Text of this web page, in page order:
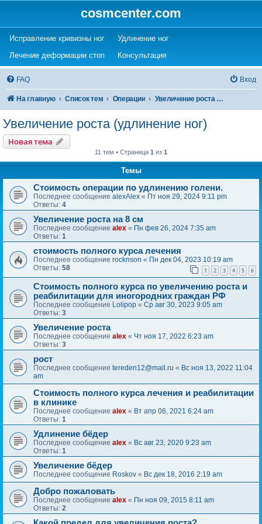
cosmcenter.com
Исправление кривизны ног(Opens a new tab)
Удлинение ног(Opens a new tab)
Лечение деформации стоп(Opens a new tab)
Консультация(Opens a new tab)
FAQ Вход
На главную Список тем Операции Увеличение роста (удлинение ног)
Увеличение роста (удлинение ног)
Новая тема
11 тем • Страница 1 из 1
Темы
Стоимость операции по удлинению голени.
Последнее сообщение alexAlex « Пт ноя 29, 2024 9:11 pm
Ответы: 4
Увеличение роста на 8 см
Последнее сообщение alex « Пн фев 26, 2024 7:35 am
Ответы: 1
стоимость полного курса лечения
Последнее сообщение rocknson « Пн дек 04, 2023 10:19 am
Ответы: 58 1 2 3 4 5 6
Стоимость полного курса по увеличению роста и
реабилитации для иногородних граждан РФ
Последнее сообщение Lolipop « Ср авг 30, 2023 9:05 am
Ответы: 3
Увеличение роста
Последнее сообщение alex « Чт ноя 17, 2022 6:23 am
Ответы: 3
рост
Последнее сообщение tereden12@mail.ru « Вс ноя 13, 2022 11:04
am
Стоимость полного курса лечения и реабилитации
в клинике
Последнее сообщение alex « Вт апр 06, 2021 6:24 am
Ответы: 1
Удлинение бёдер
Последнее сообщение alex « Вс авг 23, 2020 9:23 am
Ответы: 1
Увеличение бёдер
Последнее сообщение Roskov « Вс дек 18, 2016 2:19 am
Добро пожаловать
Последнее сообщение alex « Пн ноя 09, 2015 8:11 am
Ответы: 2